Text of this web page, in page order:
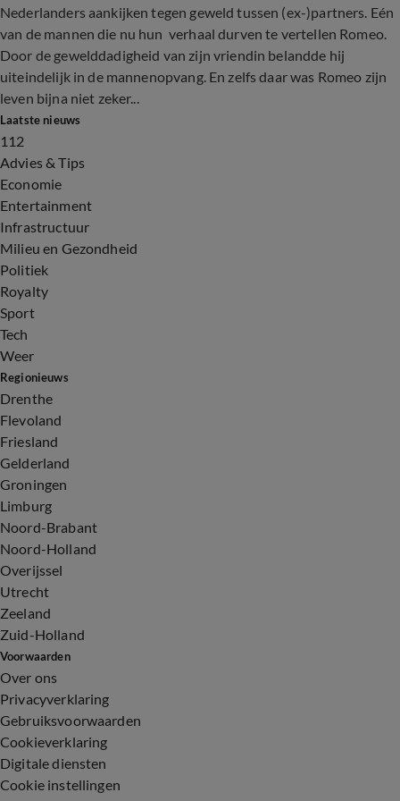
Nederlanders aankijken tegen geweld tussen (ex-)partners. Eén
van de mannen die nu hun verhaal durven te vertellen Romeo.
Door de gewelddadigheid van zijn vriendin belandde hij
uiteindelijk in de mannenopvang. En zelfs daar was Romeo zijn
leven bijna niet zeker...
Laatste nieuws
112
Advies & Tips
Economie
Entertainment
Infrastructuur
Milieu en Gezondheid
Politiek
Royalty
Sport
Tech
Weer
Regionieuws
Drenthe
Flevoland
Friesland
Gelderland
Groningen
Limburg
Noord-Brabant
Noord-Holland
Overijssel
Utrecht
Zeeland
Zuid-Holland
Voorwaarden
Over ons
Privacyverklaring
Gebruiksvoorwaarden
Cookieverklaring
Digitale diensten
Cookie instellingen